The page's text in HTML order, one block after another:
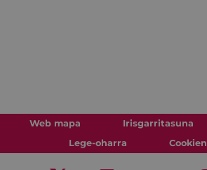
Web mapa Irisgarritasuna
Lege-oharra